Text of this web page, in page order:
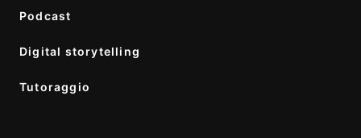
Podcast
Digital storytelling
Tutoraggio